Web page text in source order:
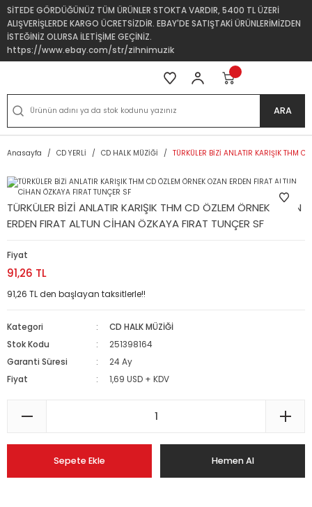
SİTEDE GÖRDÜĞÜNÜZ TÜM ÜRÜNLER STOKTA VARDIR, 5400 TL ÜZERİ
ALIŞVERİŞLERDE KARGO ÜCRETSİZDİR. EBAY'DE SATIŞTAKİ ÜRÜNLERİMİZDEN
İSTEĞİNİZ OLURSA İLETİŞİME GEÇİNİZ.
https://www.ebay.com/str/zihnimuzik
ARA
Anasayfa CD YERLİ CD HALK MÜZİĞİ TÜRKÜLER BİZİ ANLATIR KARIŞIK THM
TÜRKÜLER BİZİ ANLATIR KARIŞIK THM CD ÖZLEM ÖRNEK OZAN
ERDEN FIRAT ALTUN CİHAN ÖZKAYA FIRAT TUNÇER SF
Fiyat
91,26 TL
91,26 TL den başlayan taksitlerle!!
Kategori
CD HALK MÜZİĞİ
Stok Kodu
251398164
Garanti Süresi
24 Ay
Fiyat
1,69 USD + KDV
Sepete Ekle Hemen Al